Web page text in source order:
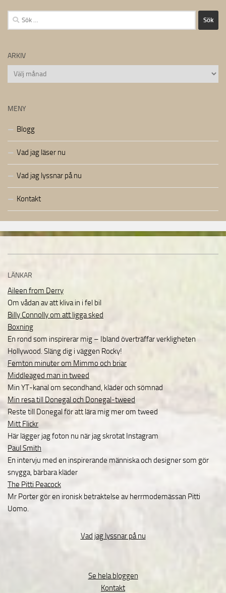
Sök
efter:
ARKIV
Arkiv
MENY
Blogg
Vad jag läser nu
Vad jag lyssnar på nu
Kontakt
LÄNKAR
Aileen from Derry
Om vådan av att kliva in i fel bil
Billy Connolly om att ligga sked
Boxning
En rond som inspirerar mig – Ibland överträffar verkligheten
Hollywood. Släng dig i väggen Rocky!
Femton minuter om Mimmo och briar
Middleaged man in tweed
Min YT-kanal om secondhand, kläder och sömnad
Min resa till Donegal och Donegal-tweed
Reste till Donegal för att lära mig mer om tweed
Mitt Flickr
Här lägger jag foton nu när jag skrotat Instagram
Paul Smith
En intervju med en inspirerande människa och designer som gör
snygga, bärbara kläder
The Pitti Peacock
Mr Porter gör en ironisk betraktelse av herrmodemässan Pitti
Uomo.
Vad jag lyssnar på nu
Se hela bloggen
Kontakt